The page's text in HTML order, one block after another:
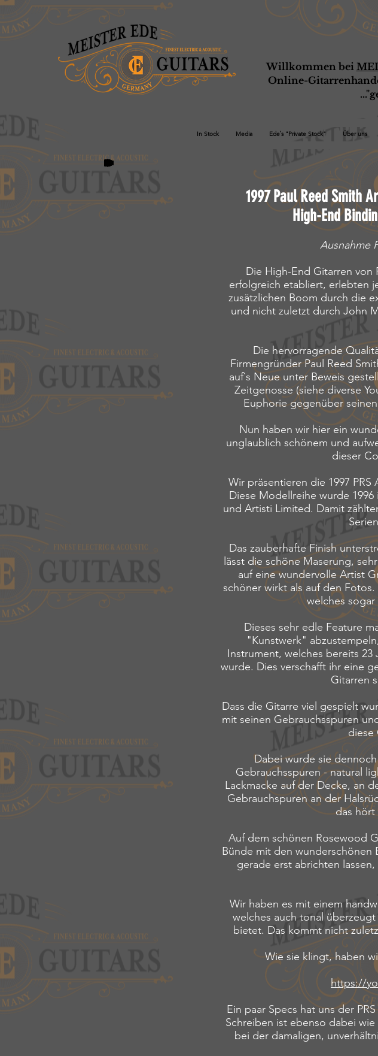
Willkommen bei
Online-Gita
In Stock Media Ede`s "Private Stock" Über uns
1997 Paul Reed Smith
High-End
Ausnahme
Die High-End Gitarren von
erfolgreich etabliert, erlebten
zusätzlichen Boom durch die
und nicht zuletzt durch John
Die hervorragende
Firmengründer Paul Reed
auf`s Neue unter Beweis
Zeitgenosse (siehe diverse
Euphorie gegenüber
Nun haben wir hier ein
unglaublich schönem und
dieser
Wir präsentieren die 1997
Diese Modellreihe wurde
und Artisti Limited. Damit
Das zauberhafte Finish
lässt die schöne Maserung,
auf eine wundervolle Artist
schöner wirkt als auf den
welches
Dieses sehr edle Feature
"Kunstwerk"
Instrument, welches bereits
wurde. Dies verschafft ihr eine
Gitarren
Dass die Gitarre viel gespielt
mit seinen Gebrauchsspuren
diese
Dabei wurde sie
Gebrauchsspuren - natural
Lackmacke auf der Decke, an
Gebrauchspuren an der
das hört
Auf dem schönen Rosewood
Bünde mit den wunderschönen
gerade erst abrichten
Wir haben es mit einem
welches auch tonal
bietet. Das kommt nicht
Wie sie klingt, haben
https://
Ein paar Specs hat uns der
Schreiben ist ebenso dabei
bei der damaligen,